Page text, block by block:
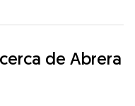
de Abrera